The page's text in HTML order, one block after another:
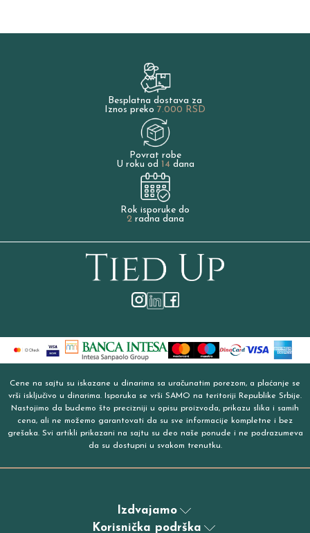
Besplatna dostava za
Iznos preko 7.000 RSD
Povrat robe
U roku od 14dana
Rok isporuke do
2radna dana
Cene na sajtu su iskazane u dinarima sa uračunatim porezom, a plaćanje se
vrši isključivo u dinarima. Isporuka se vrši SAMO na teritoriji Republike Srbije.
Nastojimo da budemo što precizniji u opisu proizvoda, prikazu slika i samih
cena, ali ne možemo garantovati da su sve informacije kompletne i bez
grešaka. Svi artikli prikazani na sajtu su deo naše ponude i ne podrazumeva
da su dostupni u svakom trenutku.
Izdvajamo
Korisnička podrška